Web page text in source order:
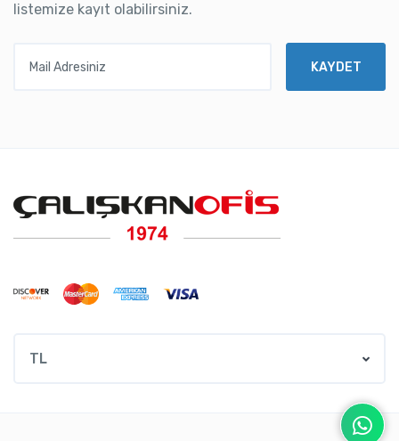
listemize kayıt olabilirsiniz.
KAYDET
TL